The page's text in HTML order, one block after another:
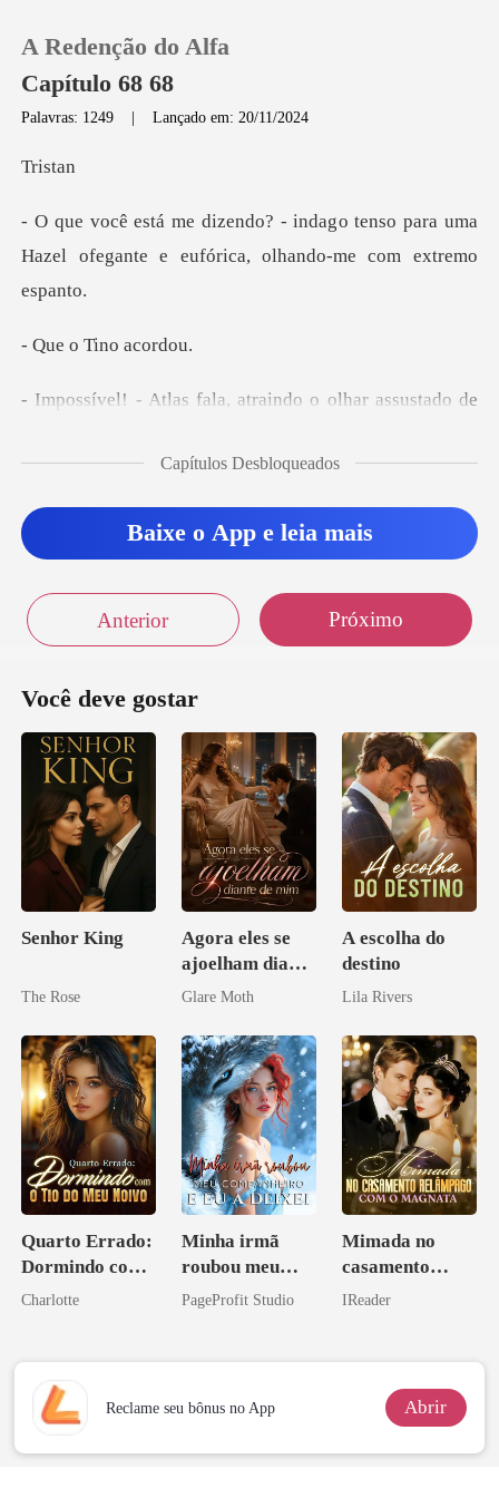
Loja
Histórico
A Redenção do Alfa
Capítulo 68 68
Palavras: 1249 |Lançado em: 20/11/2024
is
o tenso para uma
Hazel ofegante e euf
Tino a
indo o olhar assustado de
ver com os meus
Capítulos Desbloqueados
Baixe o App e leia mais
Anterior Próximo
Você deve gostar
Senhor King
The Rose
Agora eles se
ajoelham diante
de mim
Glare Moth
A escolha do
destino
Lila Rivers
Quarto Errado:
Dormindo com
o Tio do Meu
Charlotte
Minha irmã
roubou meu
companheiro e
PageProfit Studio
Mimada no
casamento
relâmpago com
IReader
Reclame seu bônus no App Abrir